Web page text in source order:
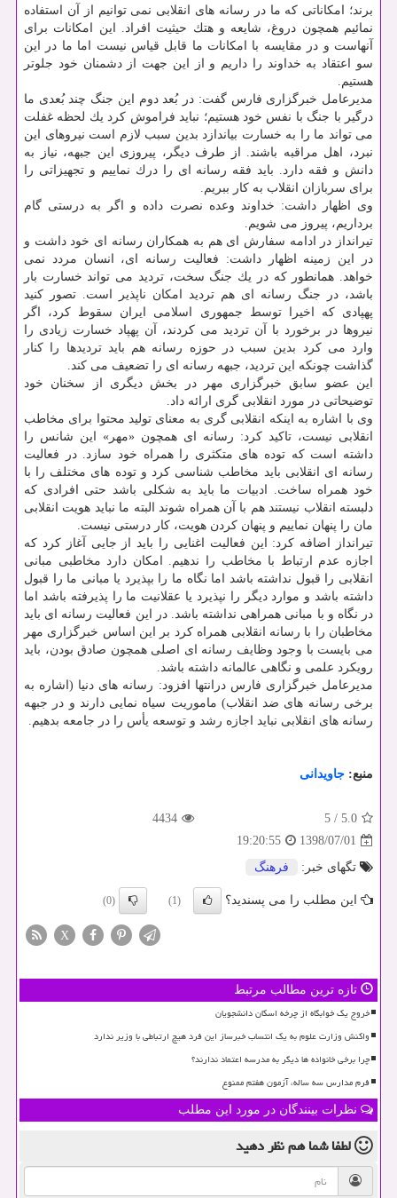
برند؛ امكاناتی كه ما در رسانه های انقلابی نمی توانیم از آن استفاده
نمائیم همچون دروغ، شایعه و هتك حیثیت افراد. این امكانات برای
آنهاست و در مقایسه با امكانات ما قابل قیاس نیست اما ما در این
سو اعتقاد به خداوند را داریم و از این جهت از دشمنان خود جلوتر
هستیم.
مدیرعامل خبرگزاری فارس گفت: در بُعد دوم این جنگ چند بُعدی ما
درگیر با جنگ با نفس خود هستیم؛ نباید فراموش كرد یك لحظه غفلت
می تواند ما را به خسارت بیاندازد بدین سبب لازم است نیروهای این
نبرد، اهل مراقبه باشند. از طرف دیگر، پیروزی این جبهه، نیاز به
دانش و فقه دارد. باید فقه رسانه ای را درك نماییم و تجهیزاتی را
برای سربازان انقلاب به كار ببریم.
وی اظهار داشت: خداوند وعده نصرت داده و اگر به درستی گام
برداریم، پیروز می شویم.
تیرانداز در ادامه سفارش ای هم به همكاران رسانه ای خود داشت و
در این زمینه اظهار داشت: فعالیت رسانه ای، انسان مردد نمی
خواهد. همانطور كه در یك جنگ سخت، تردید می تواند خسارت بار
باشد، در جنگ رسانه ای هم تردید امكان ناپذیر است. تصور كنید
پهپادی كه اخیرا توسط جمهوری اسلامی ایران سقوط كرد، اگر
نیروها در برخورد با آن تردید می كردند، آن پهپاد خسارت زیادی را
وارد می كرد بدین سبب در حوزه رسانه هم باید تردیدها را كنار
گذاشت چونكه این تردید، جبهه رسانه ای را تضعیف می كند.
این عضو سابق خبرگزاری مهر در بخش دیگری از سخنان خود
توضیحاتی در مورد انقلابی گری ارائه داد.
وی با اشاره به اینكه انقلابی گری به معنای تولید محتوا برای مخاطب
انقلابی نیست، تاكید كرد: رسانه ای همچون «مهر» این شانس را
داشته است كه توده های متكثری را همراه خود سازد. در فعالیت
رسانه ای انقلابی باید مخاطب شناسی كرد و توده های مختلف را با
خود همراه ساخت. ادبیات ما باید به شكلی باشد حتی افرادی كه
دلبسته انقلاب نیستند هم با آن همراه شوند البته ما نباید هویت انقلابی
مان را پنهان نماییم و پنهان كردن هویت، كار درستی نیست.
تیرانداز اضافه كرد: این فعالیت اغنایی را باید از جایی آغاز كرد كه
اجازه عدم ارتباط با مخاطب را ندهیم. امكان دارد مخاطبی مبانی
انقلابی را قبول نداشته باشد اما نگاه ما را بپذیرد یا مبانی ما را قبول
داشته باشد و موارد دیگر را نپذیرد یا عقلانیت ما را پذیرفته باشد اما
در نگاه و با مبانی همراهی نداشته باشد. در این فعالیت رسانه ای باید
مخاطبان را با رسانه انقلابی همراه كرد بر این اساس خبرگزاری مهر
می بایست با وجود وظایف رسانه ای اصلی همچون صادق بودن، باید
رویكرد علمی و نگاهی عالمانه داشته باشد.
مدیرعامل خبرگزاری فارس درانتها افزود: رسانه های دنیا (اشاره به
برخی رسانه های ضد انقلاب) ماموریت سیاه نمایی دارند و در جبهه
رسانه های انقلابی نباید اجازه رشد و توسعه یأس را در جامعه بدهیم.
منبع: جاویدانی
5.0
/
5
4434
1398/07/01
19:20:55
تگهای خبر:
فرهنگ
این مطلب را می پسندید؟ (1)
(0)
X
تازه ترین مطالب مرتبط
خروج یک خوابگاه از چرخه اسکان دانشجویان
واکنش وزارت علوم به یک انتساب خبرساز این فرد هیچ ارتباطی با وزیر ندارد
چرا برخی خانواده ها دیگر به مدرسه اعتماد ندارند؟
فرم مدارس سه ساله، آزمون هفتم ممنوع
نظرات بینندگان در مورد این مطلب
لطفا شما همنظر دهید